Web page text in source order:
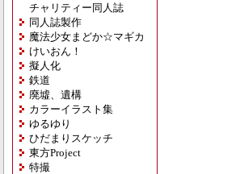
チャリティー同人誌
同人誌製作
魔法少女まどか☆マギカ
けいおん！
擬人化
鉄道
廃墟、遺構
カラーイラスト集
ゆるゆり
ひだまりスケッチ
東方Project
特撮